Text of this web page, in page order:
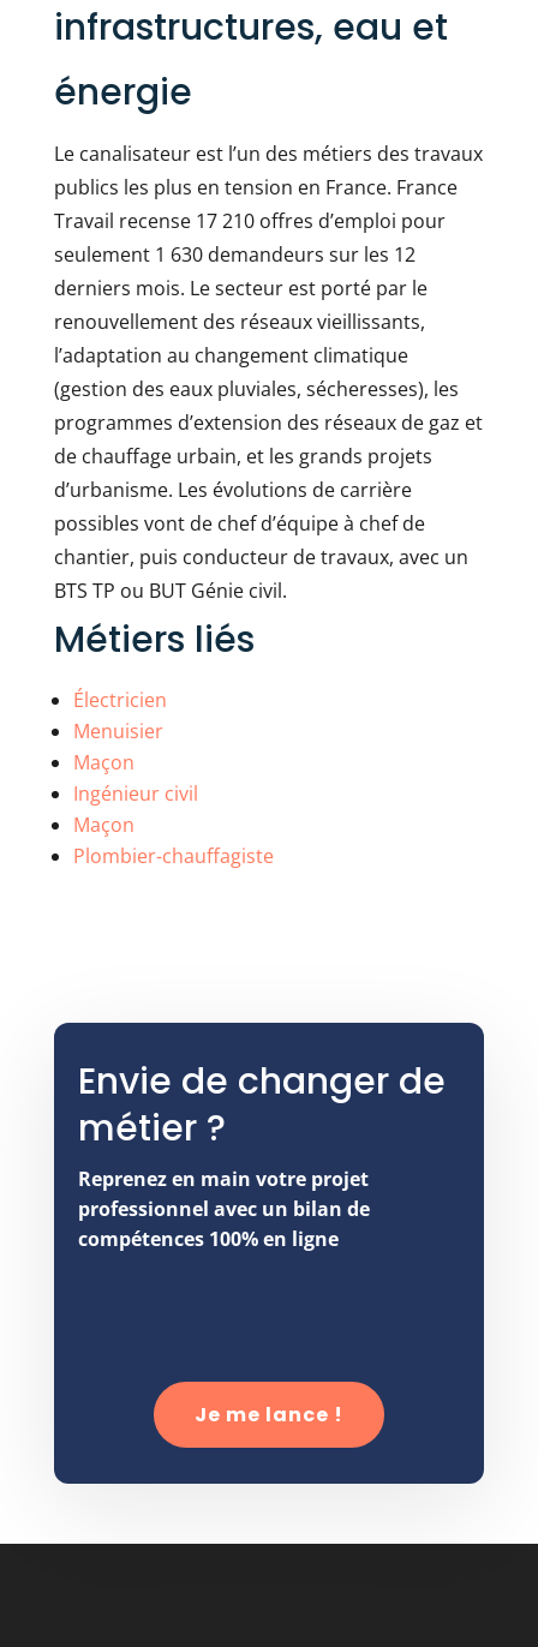
infrastructures, eau et
énergie
Le canalisateur est l’un des métiers des travaux
publics les plus en tension en France. France
Travail recense 17 210 offres d’emploi pour
seulement 1 630 demandeurs sur les 12
derniers mois. Le secteur est porté par le
renouvellement des réseaux vieillissants,
l’adaptation au changement climatique
(gestion des eaux pluviales, sécheresses), les
programmes d’extension des réseaux de gaz et
de chauffage urbain, et les grands projets
d’urbanisme. Les évolutions de carrière
possibles vont de chef d’équipe à chef de
chantier, puis conducteur de travaux, avec un
BTS TP ou BUT Génie civil.
Métiers liés
Électricien
Menuisier
Maçon
Ingénieur civil
Maçon
Plombier-chauffagiste
Envie de changer de
métier ?
Reprenez en main votre projet
professionnel avec un bilan de
compétences 100% en ligne
Je me lance !